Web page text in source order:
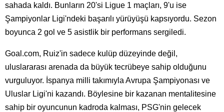
sahada kaldı. Bunların 20'si Ligue 1 maçları, 9'u ise
Şampiyonlar Ligi'ndeki başarılı yürüyüşü kapsıyordu. Sezon
boyunca 2 gol ve 5 asistlik bir performans sergiledi.
Goal.com, Ruiz'in sadece kulüp düzeyinde değil,
uluslararası arenada da büyük tecrübeye sahip olduğunu
vurguluyor. İspanya milli takımıyla Avrupa Şampiyonası ve
Uluslar Ligi'ni kazandı. Böylesine bir kazanan mentalitesine
sahip bir oyuncunun kadroda kalması, PSG'nin gelecek